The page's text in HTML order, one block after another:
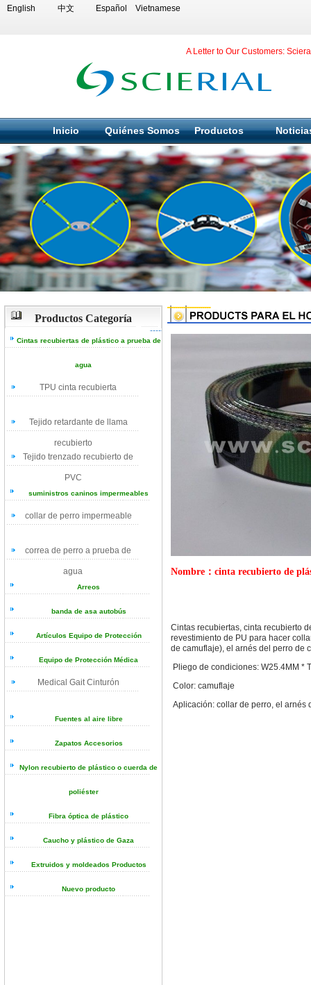
English 中文 Español Vietnamese
A Letter to Our Customers:
Inicio Quiénes Somos Productos
Productos Categoría
Cintas recubiertas de plástico a prueba de
agua
TPU cinta recubierta
Tejido retardante de llama
recubierto
Tejido trenzado recubierto de
PVC
suministros caninos impermeables
collar de perro impermeable
correa de perro a prueba de
agua
Arreos
banda de asa autobús
Artículos Equipo de Protección
Equipo de Protección Médica
Medical Gait Cinturón
Fuentes al aire libre
Zapatos Accesorios
Nylon recubierto de plástico o cuerda de
poliéster
Fibra óptica de plástico
Caucho y plástico de Gaza
Extruidos y moldeados Productos
Nuevo producto
Nombre：cinta recubierto de
Cintas recubiertas, cinta recubierto
revestimiento de PU para hacer
de camuflaje), el arnés del perro de
Pliego de condiciones: W25.4MM *
Color: camuflaje
Aplicación: collar de perro, el arnés